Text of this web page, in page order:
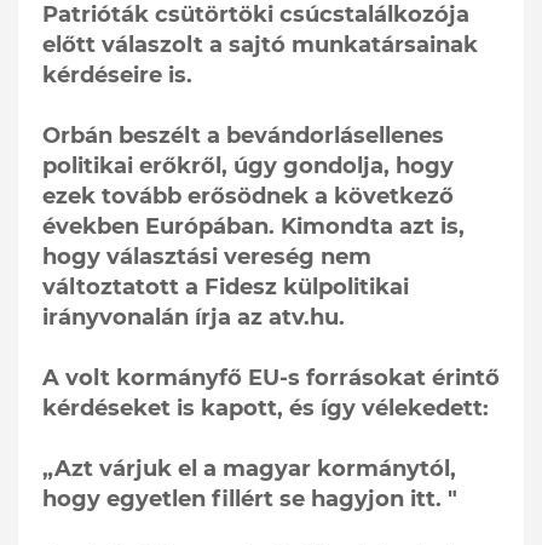
Patrióták csütörtöki csúcstalálkozója
előtt válaszolt a sajtó munkatársainak
kérdéseire is.
Orbán beszélt a bevándorlásellenes
politikai erőkről, úgy gondolja, hogy
ezek tovább erősödnek a következő
években Európában. Kimondta azt is,
hogy választási vereség nem
változtatott a Fidesz külpolitikai
irányvonalán írja az atv.hu.
A volt kormányfő EU-s forrásokat érintő
kérdéseket is kapott, és így vélekedett:
„Azt várjuk el a magyar kormánytól,
hogy egyetlen fillért se hagyjon itt. "